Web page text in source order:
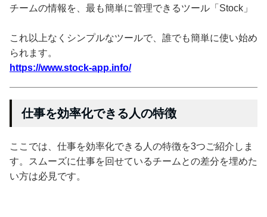
チームの情報を、最も簡単に管理できるツール「Stock」
これ以上なくシンプルなツールで、誰でも簡単に使い始め
られます。
https://www.stock-app.info/
仕事を効率化できる人の特徴
ここでは、仕事を効率化できる人の特徴を3つご紹介しま
す。スムーズに仕事を回せているチームとの差分を埋めた
い方は必見です。